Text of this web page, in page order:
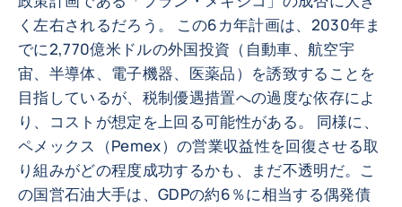
く左右されるだろう。 この6カ年計画は、2030年ま
でに2,770億米ドルの外国投資（自動車、航空宇
宙、半導体、電子機器、医薬品）を誘致することを
目指しているが、税制優遇措置への過度な依存によ
り、コストが想定を上回る可能性がある。 同様に、
ペメックス（Pemex）の営業収益性を回復させる取
り組みがどの程度成功するかも、まだ不透明だ。こ
の国営石油大手は、GDPの約6％に相当する偶発債